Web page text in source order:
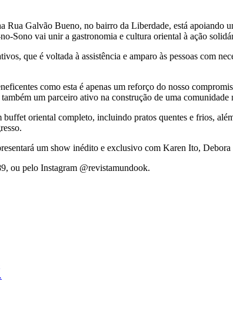
Galvão Bueno, no bairro da Liberdade, está apoiando
Sono vai unir a gastronomia e cultura oriental à ação
que é voltada à assistência e amparo às pessoas com
como esta é apenas um reforço do nosso
um parceiro ativo na construção de uma
oriental completo, incluindo pratos quentes e frios,
um show inédito e exclusivo com Karen Ito,
ou pelo Instagram @revistamundook.